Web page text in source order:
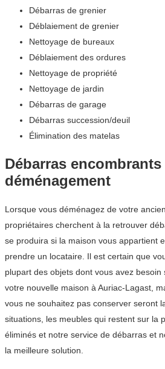
Débarras de grenier
Déblaiement de grenier
Nettoyage de bureaux
Déblaiement des ordures
Nettoyage de propriété
Nettoyage de jardin
Débarras de garage
Débarras succession/deuil
Élimination des matelas
Débarras
déménagement
Lorsque vous déménagez de votre
propriétaires cherchent à la retrouver
se produira si la maison vous appartient
prendre un locataire. Il est certain que
plupart des objets dont vous avez
votre nouvelle maison à Auriac-Lagast,
vous ne souhaitez pas conserver seront
situations, les meubles qui restent sur la
éliminés et notre service de débarras et
la meilleure solution.